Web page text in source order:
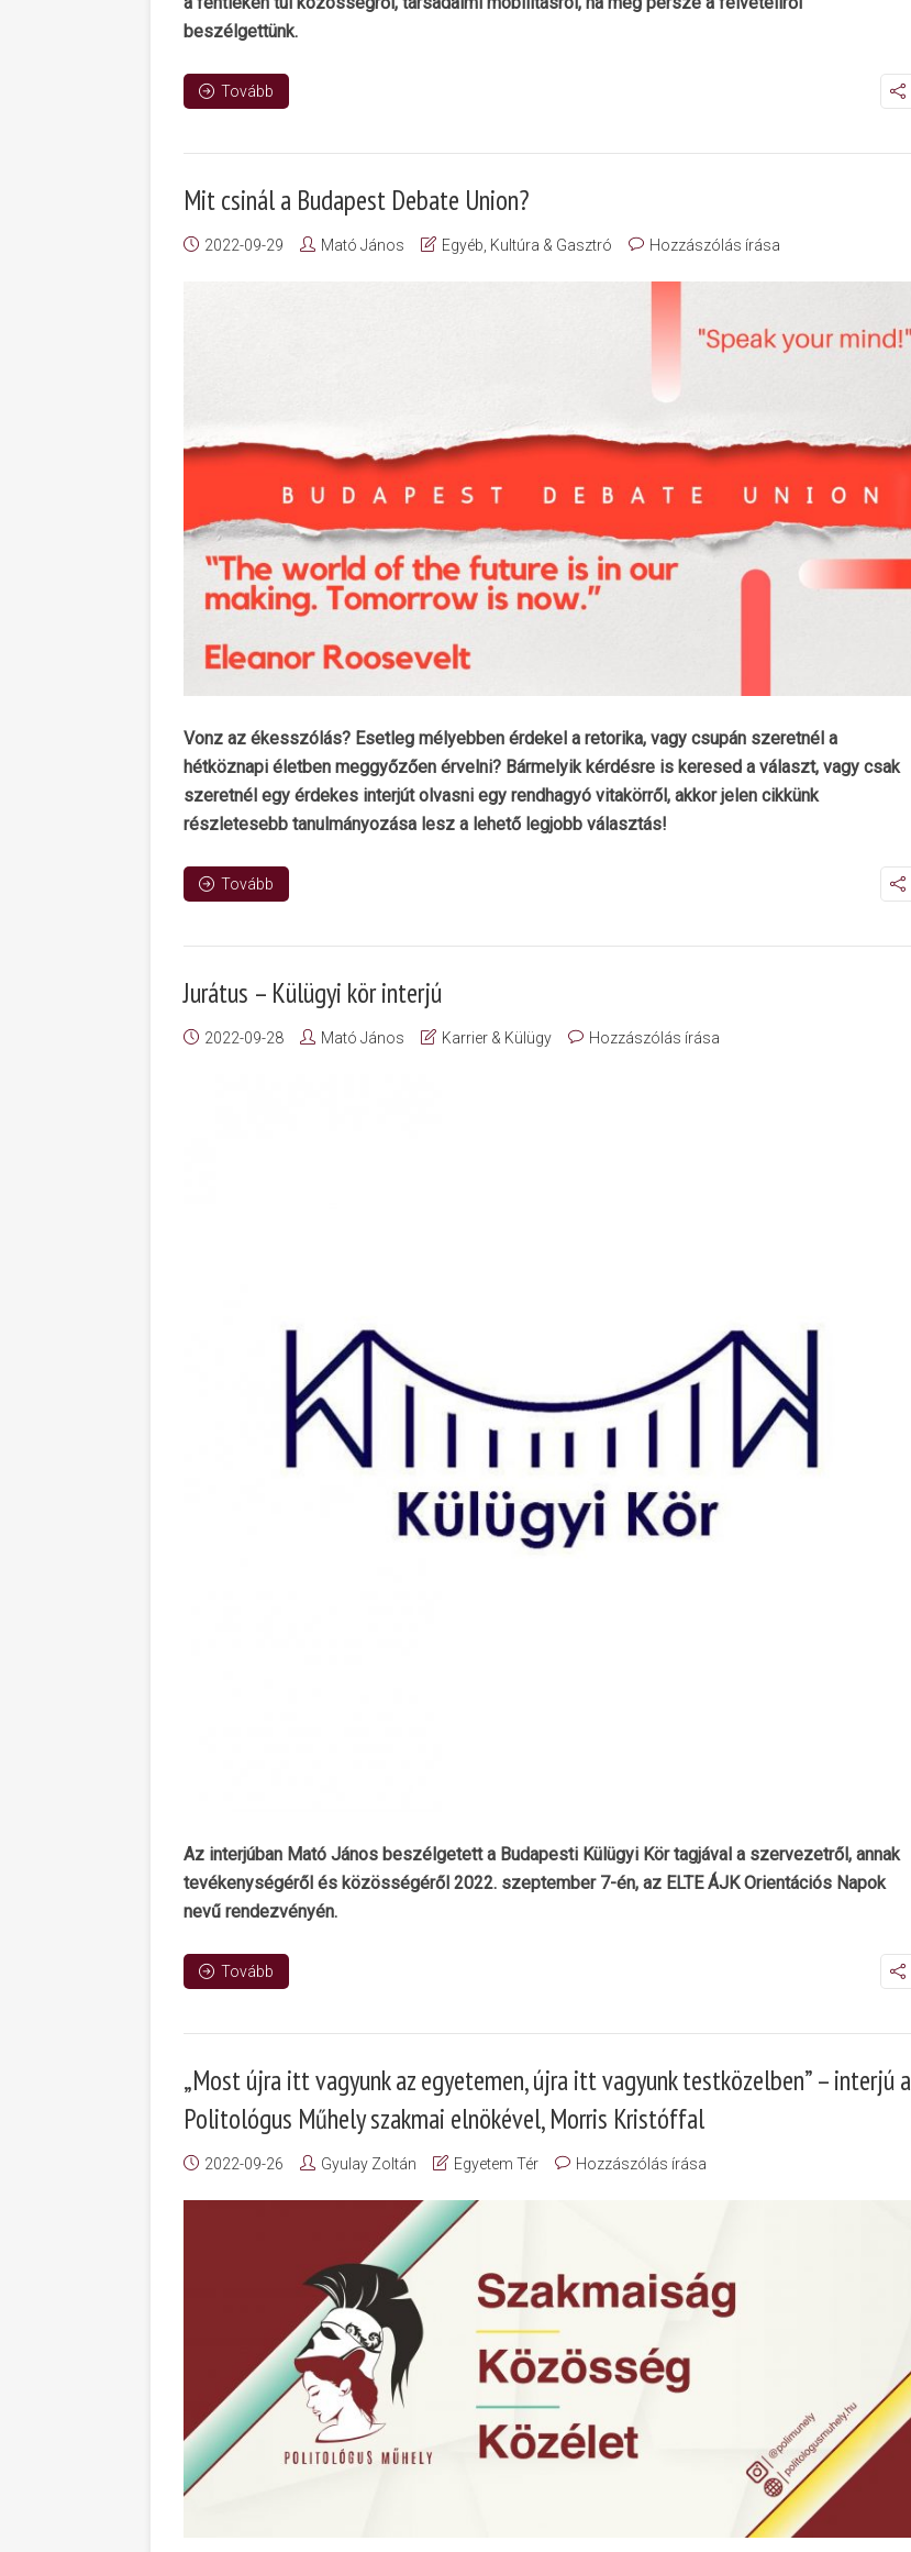
beszélgettünk.
Tovább
Mit csinál a Budapest Debate Union?
2022-09-29 Mató János Egyéb Kultúra & Gasztró Hozzászólás írása
Vonz az ékesszólás? Esetleg mélyebben érdekel a retorika, vagy csupán szeretnél a
hétköznapi életben meggyőzően érvelni? Bármelyik kérdésre is keresed a választ, vagy csak
szeretnél egy érdekes interjút olvasni egy rendhagyó vitakörről, akkor jelen cikkünk
részletesebb tanulmányozása lesz a lehető legjobb választás!
Tovább
Jurátus – Külügyi kör interjú
2022-09-28 Mató János Karrier & Külügy Hozzászólás írása
Az interjúban Mató János beszélgetett a Budapesti Külügyi Kör tagjával a szervezetről, annak
tevékenységéről és közösségéről 2022. szeptember 7-én, az ELTE ÁJK Orientációs Napok
nevű rendezvényén.
Tovább
„Most újra itt vagyunk az egyetemen, újra itt vagyunk testközelben” – interjú a
Politológus Műhely szakmai elnökével, Morris Kristóffal
2022-09-26 Gyulay Zoltán Egyetem Tér Hozzászólás írása